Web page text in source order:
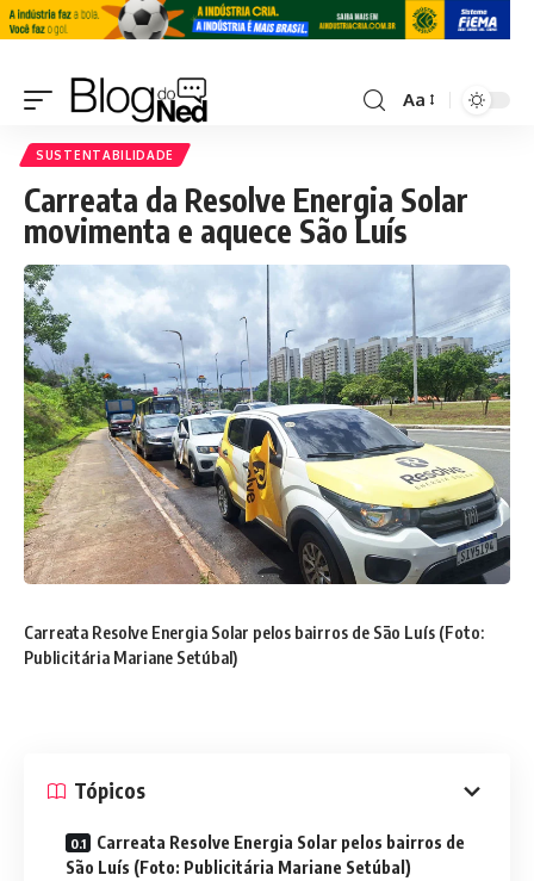
Aa
SUSTENTABILIDADE
Carreata da Resolve Energia Solar
movimenta e aquece São Luís
Carreata Resolve Energia Solar pelos bairros de São Luís (Foto:
Publicitária Mariane Setúbal)
Tópicos
Carreata Resolve Energia Solar pelos bairros de
São Luís (Foto: Publicitária Mariane Setúbal)